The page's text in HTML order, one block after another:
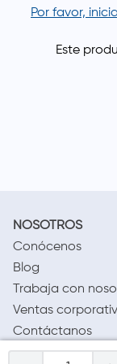
Por favor,
NOSOTROS
Conócenos
Blog
Trabaja con
Ventas
Contáctanos